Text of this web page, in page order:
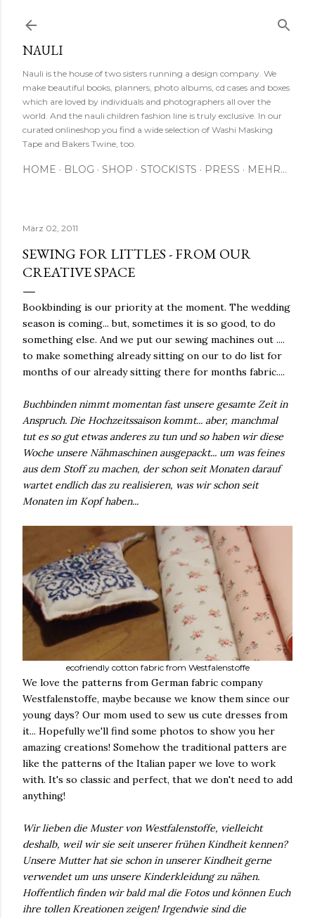
NAULI
Nauli is the house of two sisters running a design company. We
make beautiful books, planners, photo albums, cd cases and boxes
which are loved by individuals and photographers all over the
world. And the nauli children fashion line is truly exclusive. In our
curated onlineshop you find a wide selection of Washi Masking
Tape and Bakers Twine, too.
HOME BLOG SHOP STOCKISTS PRESS MEHR…
März 02, 2011
SEWING FOR LITTLES - FROM OUR
CREATIVE SPACE
Bookbinding is our priority at the moment. The wedding
season is coming... but, sometimes it is so good, to do
something else. And we put our sewing machines out ....
to make something already sitting on our to do list for
months of our already sitting there for months fabric....
Buchbinden nimmt momentan fast unsere gesamte Zeit in
Anspruch. Die Hochzeitssaison kommt... aber, manchmal
tut es so gut etwas anderes zu tun und so haben wir diese
Woche unsere Nähmaschinen ausgepackt... um was feines
aus dem Stoff zu machen, der schon seit Monaten darauf
wartet endlich das zu realisieren, was wir schon seit
Monaten im Kopf haben...
ecofriendly cotton fabric from Westfalenstoffe
We love the patterns from German fabric company
Westfalenstoffe, maybe because we know them since our
young days? Our mom used to sew us cute dresses from
it... Hopefully we'll find some photos to show you her
amazing creations! Somehow the traditional patters are
like the patterns of the Italian paper we love to work
with. It's so classic and perfect, that we don't need to add
anything!
Wir lieben die Muster von Westfalenstoffe, vielleicht
deshalb, weil wir sie seit unserer frühen Kindheit kennen?
Unsere Mutter hat sie schon in unserer Kindheit gerne
verwendet um uns unsere Kinderkleidung zu nähen.
Hoffentlich finden wir bald mal die Fotos und können Euch
ihre tollen Kreationen zeigen! Irgendwie sind die